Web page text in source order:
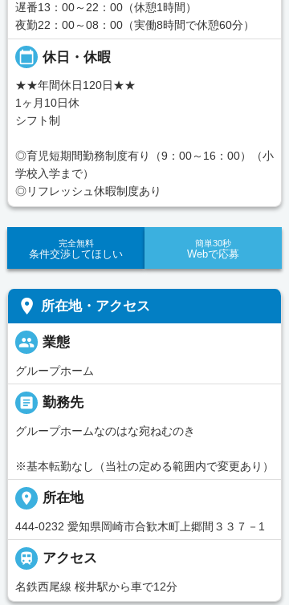
遅番13：00～22：00（休憩1時間）
夜勤22：00～08：00（実働8時間で休憩60分）
calendar_today 休日・休暇
★★年間休日120日★★
1ヶ月10日休
シフト制
◎育児短期間勤務制度有り（9：00～16：00）（小
学校入学まで）
◎リフレッシュ休暇制度あり
完全無料
条件交渉してほしい
簡単30秒
Webで応募
place 所在地・アクセス
people 業態
グループホーム
_pin
勤務先
グループホームなのはな宛ねむのき
※基本転勤なし（当社の定める範囲内で変更あり）
place 所在地
444-0232 愛知県岡崎市合歓木町上郷間３３７－1
 アクセス
名鉄西尾線 桜井駅から車で12分